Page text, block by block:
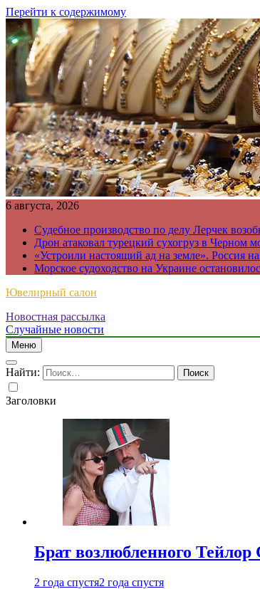
Перейти к содержимому
6 августа, 2026
Судебное производство по делу Лерчек
Дрон атаковал турецкий сухогруз в Черном
«Устроили настоящий ад на земле». Россия
Морское судоходство на Украине
Ювелирный салон
Новостная рассылка
Случайные новости
Меню
Найти:
Заголовки
Брат возлюбленного
2 года спустя2 года спустя